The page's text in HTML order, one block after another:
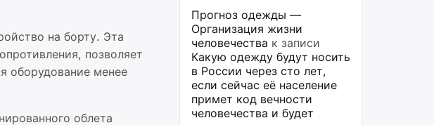
на борту. Эта
позволяет
оборудование менее
облета
Прогноз одежды —
Организация жизни
человечества к записи
Какую одежду будут носить
в России через сто лет,
если сейчас её население
примет код вечности
человечества и будет